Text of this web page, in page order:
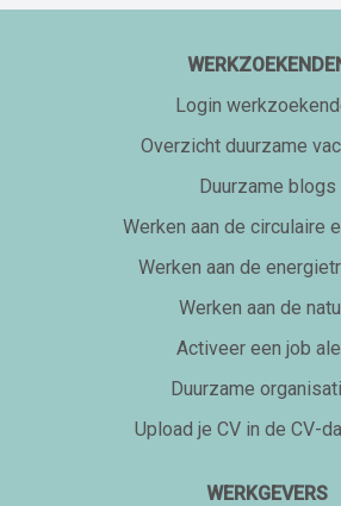
Login
Overzicht duurzame
Duurzame blogs
Werken aan de circulaire
Werken aan de
Werken aan de
Activeer een job
Duurzame
Upload je CV in de CV-
WERKGEVERS